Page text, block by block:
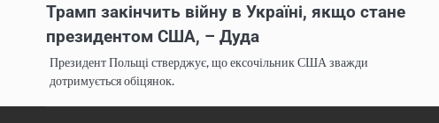
Трамп закінчить війну в Україні, якщо стане
президентом США, – Дуда
Президент Польщі стверджує, що ексочільник США зважди
дотримується обіцянок.